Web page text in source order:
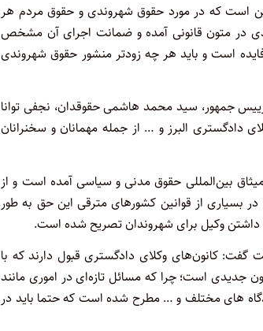
است که در مورد حقوق شهروندی و حقوق مردم هر
در متون قانونی آمده و ضمانت اجرای آن مشخص
است و باید هر چه زودتر منشور حقوق شهروندی
جمهور، سید محمد هاشمی حقوقدان،‌ نجفی توانا
داودی رئیس کانون وکلای دادگستری البرز و … از جمله مهمانان و سخنرانان
بین‌المللی حقوق مدنی و سیاسی آمده است و از
بسیاری از قوانین کشورهای مترقی این حق به طور
گفت: کانون‌های وکلای دادگستری قبول دارند که با
قانون جدیدی است؛ چرا که مسائل تازه‌ای در اموری مانند
های مختلف و … مطرح شده است که حتما باید در